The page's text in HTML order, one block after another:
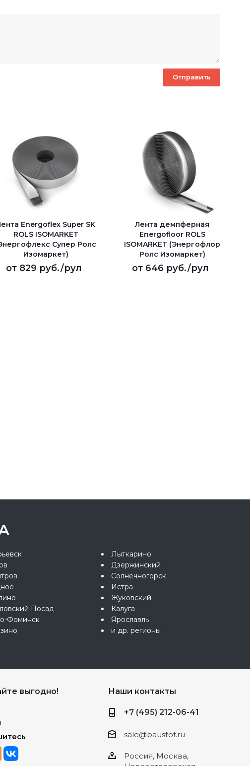
Energoflex Super SK
ROLS ISOMARKET
Супер Ролс
Изомаркет)
от 829 руб./рул
Лента демпферная
Energofloor ROLS
ISOMARKET (Энергофлор
Ролс Изомаркет)
от 646 руб./рул
Посад
Фоминск
Лыткарино
Дзержинский
Солнечногорск
Истра
Жуковский
Калуга
Ярославль
и др. регионы
выгодно! Наши контакты
+7 (495) 212-06-41
sale@baustof.ru
Россия, Москва,